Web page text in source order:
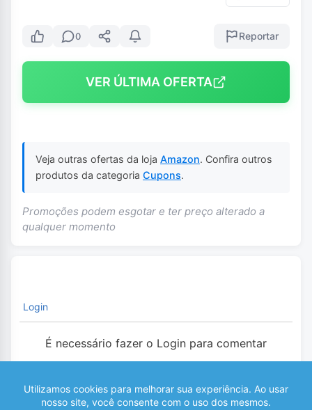
0 Reportar
VER ÚLTIMA OFERTA
Veja outras ofertas da loja Amazon. Confira outros
produtos da categoria Cupons.
Promoções podem esgotar e ter preço alterado a
qualquer momento
Login
É necessário fazer o Login para comentar
0 COMENTÁRIOS